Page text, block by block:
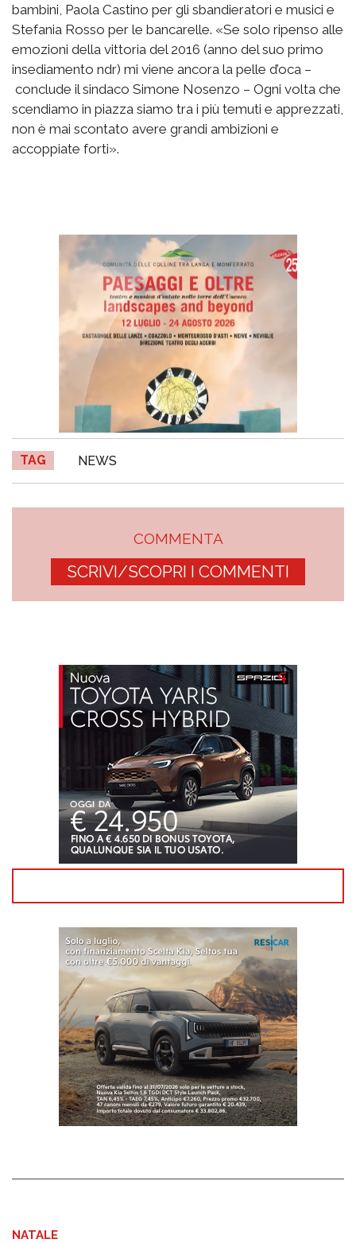
bambini, Paola Castino per gli sbandieratori e musici e
Stefania Rosso per le bancarelle. «Se solo ripenso alle
emozioni della vittoria del 2016 (anno del suo primo
insediamento ndr) mi viene ancora la pelle d’oca –
conclude il sindaco Simone Nosenzo – Ogni volta che
scendiamo in piazza siamo tra i più temuti e apprezzati,
non è mai scontato avere grandi ambizioni e
accoppiate forti».
TAG NEWS
COMMENTA
SCRIVI/SCOPRI I COMMENTI
NATALE